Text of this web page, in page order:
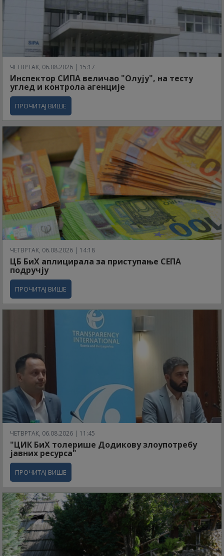
ЧЕТВРТАК, 06.08.2026 | 15:17
Инспектор СИПА величао "Олују", на тесту
углед и контрола агенције
ПРОЧИТАЈ ВИШЕ
ЧЕТВРТАК, 06.08.2026 | 14:18
ЦБ БиХ аплицирала за приступање СЕПА
подручју
ПРОЧИТАЈ ВИШЕ
ЧЕТВРТАК, 06.08.2026 | 11:45
"ЦИК БиХ толерише Додикову злоупотребу
јавних ресурса"
ПРОЧИТАЈ ВИШЕ